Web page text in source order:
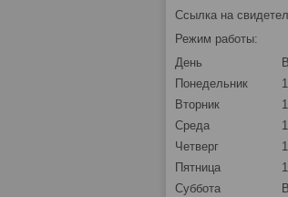
Ссылка на
Режим работы:
День
Понедельник
Вторник
Среда
Четверг
Пятница
Суббота